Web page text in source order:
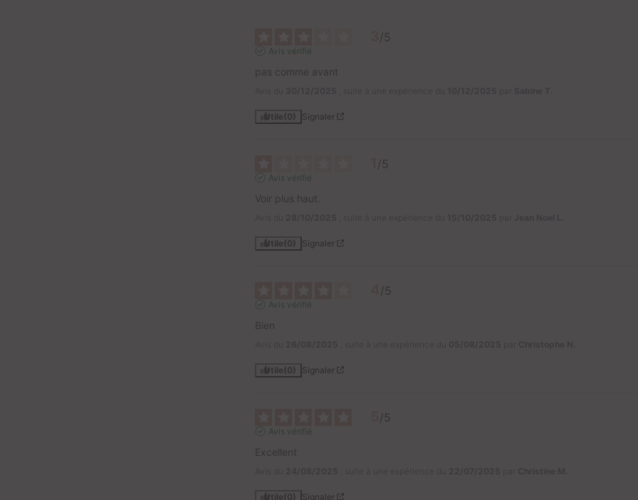
/5
Avis vérifié
pas comme avant
Utile(0) Signaler
/5
Avis vérifié
Voir plus haut.
Utile(0) Signaler
/5
Avis vérifié
Bien
Utile(0) Signaler
/5
Avis vérifié
Excellent
Utile(0) Signaler